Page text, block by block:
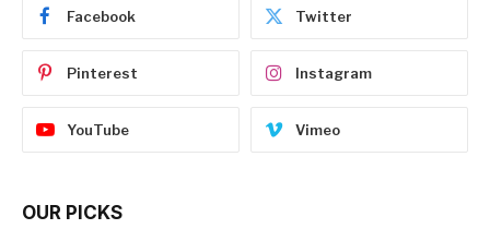
Facebook Twitter
Pinterest Instagram
YouTube Vimeo
OUR PICKS